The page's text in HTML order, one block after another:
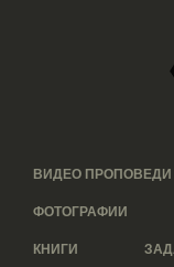
ВИДЕО ПРОПОВЕДИ
ФОТОГРАФИИ
КНИГИ